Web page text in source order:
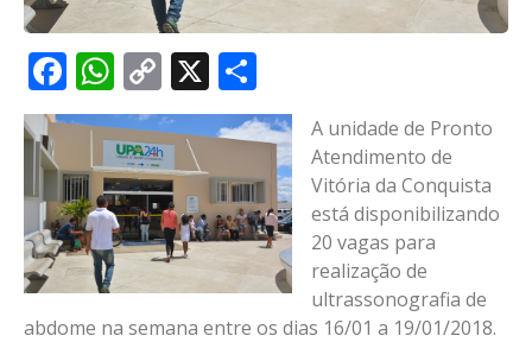
Facebook
WhatsApp
Copy
Link
X
A unidade de Pronto
Atendimento de
Vitória da Conquista
está disponibilizando
20 vagas para
realização de
ultrassonografia de
abdome na semana entre os dias 16/01 a 19/01/2018.